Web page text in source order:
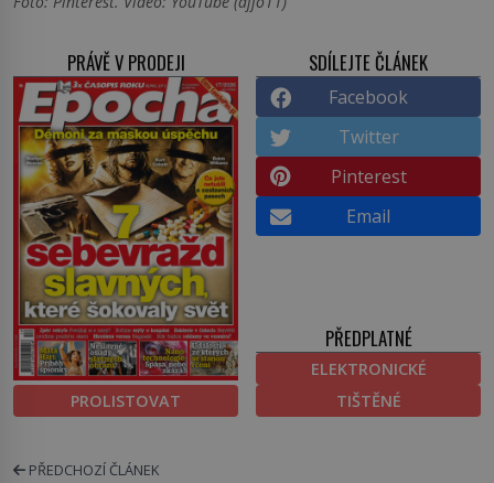
PRÁVĚ V PRODEJI
PROLISTOVAT
SDÍLEJTE ČLÁNEK
Facebook
Twitter
Pinterest
Email
PŘEDPLATNÉ
ELEKTRONICKÉ
TIŠTĚNÉ
PŘEDCHOZÍ ČLÁNEK